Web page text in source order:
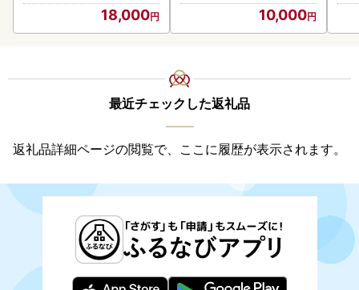
18,000 10,000
最近チェックした返礼品
返礼品詳細ページの閲覧で、ここに履歴が表示されます。